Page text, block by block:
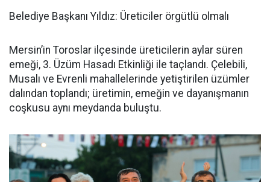
Belediye Başkanı Yıldız: Üreticiler örgütlü olmalı
Mersin’in Toroslar ilçesinde üreticilerin aylar süren
emeği, 3. Üzüm Hasadı Etkinliği ile taçlandı. Çelebili,
Musalı ve Evrenli mahallelerinde yetiştirilen üzümler
dalından toplandı; üretimin, emeğin ve dayanışmanın
coşkusu aynı meydanda buluştu.